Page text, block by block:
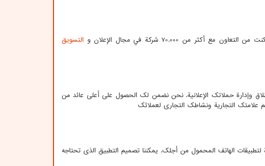
التسويق
وإدارة حملاتك الإعلانية. نحن نضمن لك الحصول على أعلى عائد من
علامتك التجارية ونشاطك التجاري لعملائك
الهاتف المحمول من أجلك. يمكننا تصميم التطبيق الذي تحتاجه